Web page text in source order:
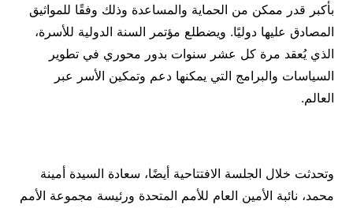
بأكبر قدر ممكن من الحماية والمساعدة وذلك وفقًا للمواثيق
المصادق عليها دوليًا. ويضطلع مؤتمر السنة الدولية للأسرة،
الذي يُعقد مرة كل عشر سنوات بدور محوري في تطوير
السياسات والبرامج التي يمكنها دعم وتمكين الأسر عبر
العالم.
وتحدثت خلال الجلسة الافتتاحية أيضًا، سعادة السيدة أمينة
محمد، نائبة الأمين العام للأمم المتحدة ورئيسة مجموعة الأمم